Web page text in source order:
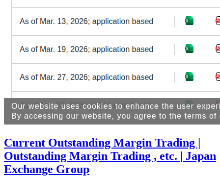
Current Outstanding Margin Trading |
Outstanding Margin Trading , etc. | Japan
Exchange Group